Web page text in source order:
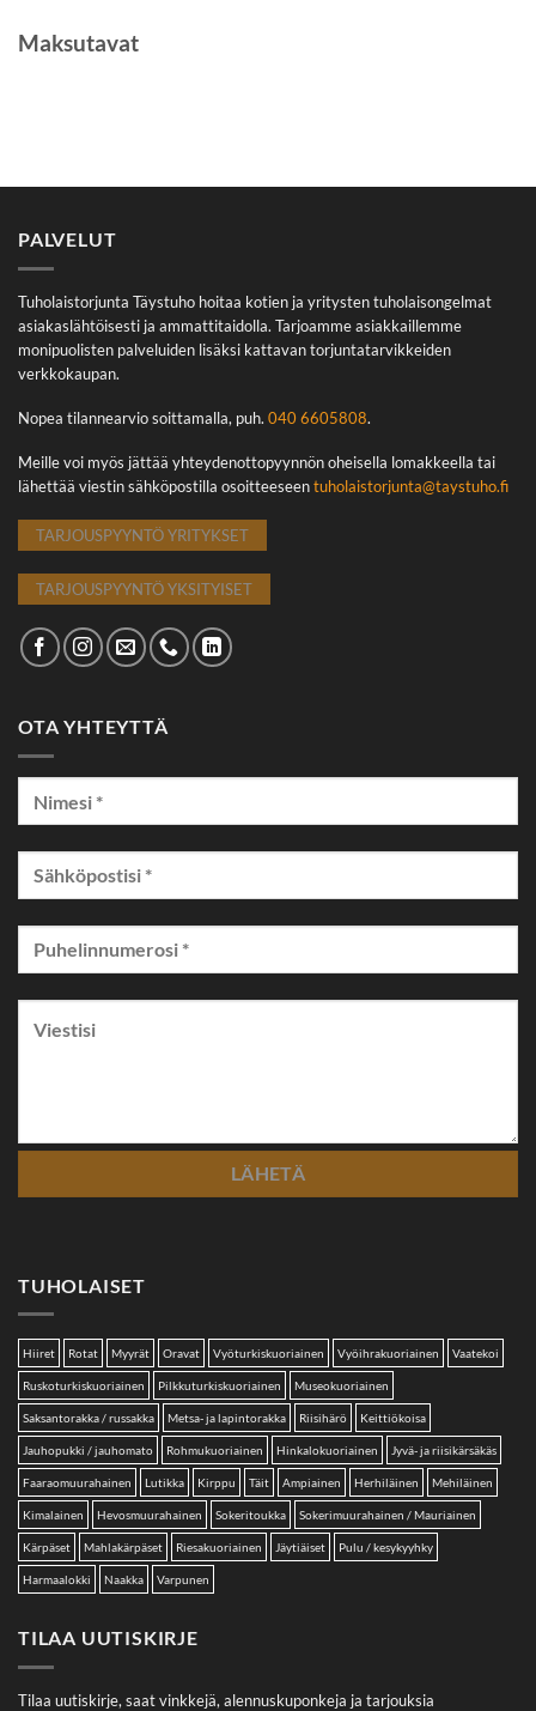
Maksutavat
PALVELUT
Tuholaistorjunta Täystuho hoitaa kotien ja yritysten tuholaisongelmat
asiakaslähtöisesti ja ammattitaidolla. Tarjoamme asiakkaillemme
monipuolisten palveluiden lisäksi kattavan torjuntatarvikkeiden
verkkokaupan.
Nopea tilannearvio soittamalla, puh. 040 6605808.
Meille voi myös jättää yhteydenottopyynnön oheisella lomakkeella tai
lähettää viestin sähköpostilla osoitteeseentuholaistorjunta@taystuho.fi
TARJOUSPYYNTÖ YRITYKSET
TARJOUSPYYNTÖ YKSITYISET
OTA YHTEYTTÄ
TUHOLAISET
Hiiret Rotat Myyrät Oravat Vyöturkiskuoriainen Vyöihrakuoriainen Vaatekoi
Ruskoturkiskuoriainen Pilkkuturkiskuoriainen Museokuoriainen
Saksantorakka / russakka Metsa- ja lapintorakka Riisihärö Keittiökoisa
Jauhopukki / jauhomato Rohmukuoriainen Hinkalokuoriainen Jyvä- ja riisikärsäkäs
Faaraomuurahainen Lutikka Kirppu Täit Ampiainen Herhiläinen Mehiläinen
Kimalainen Hevosmuurahainen Sokeritoukka Sokerimuurahainen / Mauriainen
Kärpäset Mahlakärpäset Riesakuoriainen Jäytiäiset Pulu / kesykyyhky
Harmaalokki Naakka Varpunen
TILAA UUTISKIRJE
Tilaa uutiskirje, saat vinkkejä, alennuskuponkeja ja tarjouksia